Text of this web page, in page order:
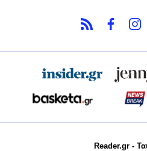
Reader.gr -